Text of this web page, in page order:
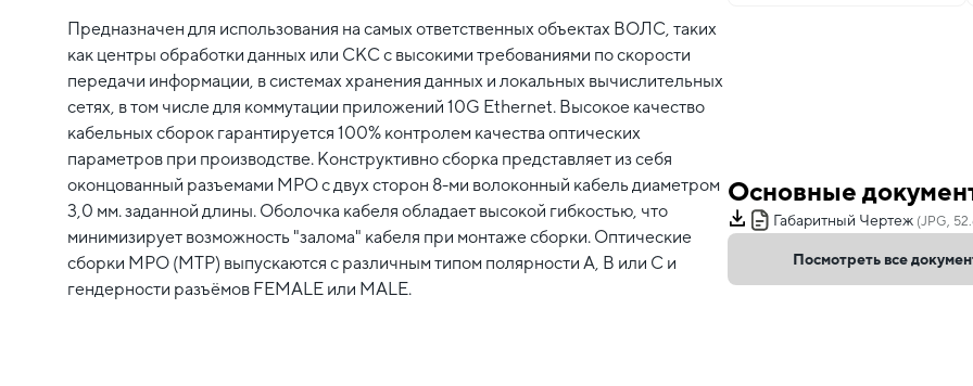
Предназначен для использования на самых ответственных объектах ВОЛС, таких
как центры обработки данных или СКС с высокими требованиями по скорости
передачи информации, в системах хранения данных и локальных вычислительных
сетях, в том числе для коммутации приложений 10G Ethernet. Высокое качество
кабельных сборок гарантируется 100% контролем качества оптических
параметров при производстве. Конструктивно сборка представляет из себя
оконцованный разъемами MPO c двух сторон 8-ми волоконный кабель диаметром
3,0 мм. заданной длины. Оболочка кабеля обладает высокой гибкостью, что
минимизирует возможность "залома" кабеля при монтаже сборки. Оптические
сборки MPO (MTP) выпускаются с различным типом полярности А, В или С и
гендерности разъёмов FEMALE или MALE.
Основные
Габаритный Чертеж (JPG,
Посмотреть все